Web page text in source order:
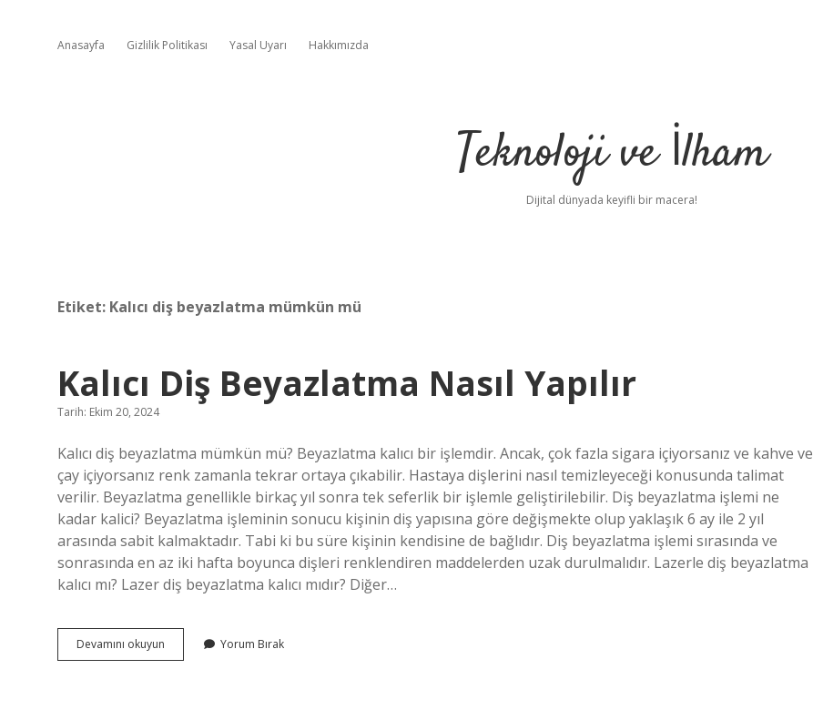
Anasayfa Gizlilik Politikası Yasal Uyarı Hakkımızda
Teknoloji ve İlham
Dijital dünyada keyifli bir macera!
Etiket: Kalıcı diş beyazlatma mümkün mü
Kalıcı Diş Beyazlatma Nasıl Yapılır
Tarih: Ekim 20, 2024
Kalıcı diş beyazlatma mümkün mü? Beyazlatma kalıcı bir işlemdir. Ancak, çok fazla sigara içiyorsanız ve kahve ve
çay içiyorsanız renk zamanla tekrar ortaya çıkabilir. Hastaya dişlerini nasıl temizleyeceği konusunda talimat
verilir. Beyazlatma genellikle birkaç yıl sonra tek seferlik bir işlemle geliştirilebilir. Diş beyazlatma işlemi ne
kadar kalici? Beyazlatma işleminin sonucu kişinin diş yapısına göre değişmekte olup yaklaşık 6 ay ile 2 yıl
arasında sabit kalmaktadır. Tabi ki bu süre kişinin kendisine de bağlıdır. Diş beyazlatma işlemi sırasında ve
sonrasında en az iki hafta boyunca dişleri renklendiren maddelerden uzak durulmalıdır. Lazerle diş beyazlatma
kalıcı mı? Lazer diş beyazlatma kalıcı mıdır? Diğer…
Devamını okuyun
Diş
Yorum Bırak